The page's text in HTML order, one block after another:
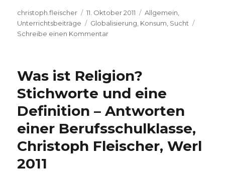
Autor
christoph.fleischer
Veröffentlicht
am
11. Oktober 2011 Kategorien
Allgemein
Unterrichtsbeiträge
Schlagwörter
Globalisierung Konsum Sucht
Schreibe einen Kommentarzu
Konsum
–
aus
einer
Berufsschulklasse
–
Christoph
Fleischer,
Was ist Religion?
Stichworte und eine
Definition – Antworten
einer Berufsschulklasse,
Christoph Fleischer, Werl
2011